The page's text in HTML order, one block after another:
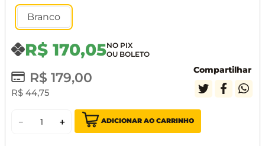
Branco
R$ 170,05
R$ 179,00
R$ 44,75
Compartilhar
＋
－ ADICIONAR AO CARRINHO